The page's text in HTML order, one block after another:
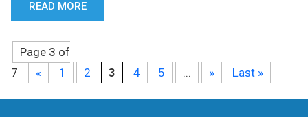
READ MORE
Page 3 of
7
« 1 2 3 4 5 ... » Last »